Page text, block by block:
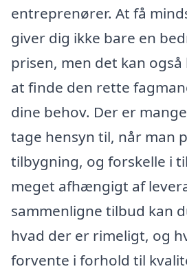
entreprenører. At få
giver dig ikke bare en
prisen, men det kan
at finde den rette
dine behov. Der er
tage hensyn til, når man
tilbygning, og forskelle i
meget afhængigt af
sammenligne tilbud kan
hvad der er rimeligt, og
forvente i forhold til